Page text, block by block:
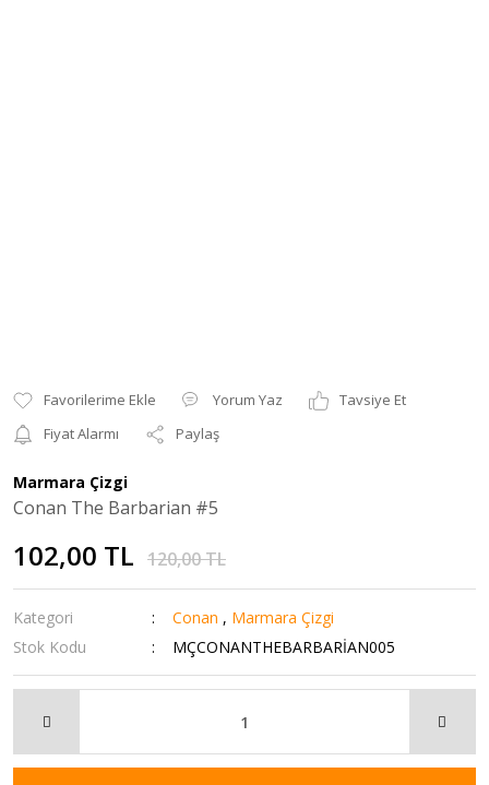
Yorum Yaz
Tavsiye Et
Fiyat Alarmı
Paylaş
Marmara Çizgi
Conan The Barbarian #5
102,00 TL 120,00 TL
Kategori Conan , Marmara Çizgi
Stok Kodu
MÇCONANTHEBARBARİAN005